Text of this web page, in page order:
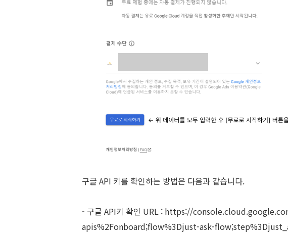
구글 API 키를 확인하는 방법은 다음과 같습니다.
- 구글 API키 확인 URL : https://
apis%2Fonboard;flow%3Djust-ask-